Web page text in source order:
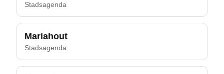
Stadsagenda
Mariahout
Stadsagenda